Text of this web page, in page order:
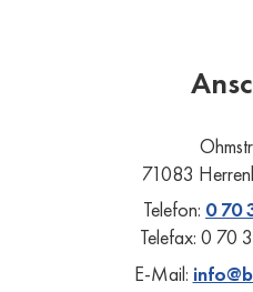
71083
Telefon: 0 70
Telefax: 0 70
E-Mail: